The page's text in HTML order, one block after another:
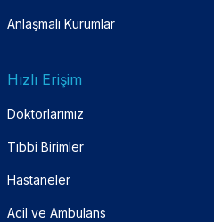
Anlaşmalı Kurumlar
Hızlı Erişim
Doktorlarımız
Tıbbi Birimler
Hastaneler
Acil ve Ambulans